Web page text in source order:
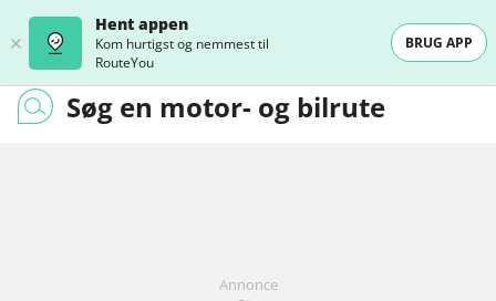
Hent appen
Kom hurtigst og nemmest til
RouteYou
BRUG APP
Søg en motor- og bilrute
Annonce